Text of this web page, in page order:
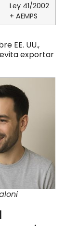
Ley 41/2002
+ AEMPS
EE. UU.,
exportar